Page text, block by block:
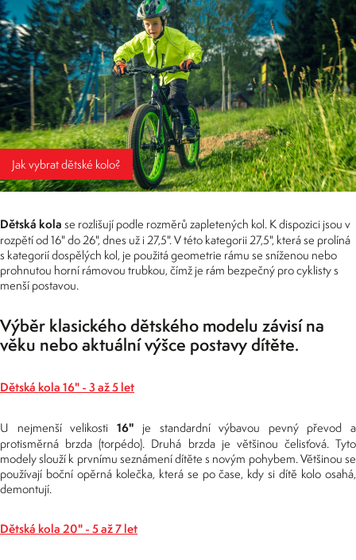
Jak vybrat dětské kolo?
Dětská kola se rozlišují podle rozměrů zapletených kol. K dispozici jsou v
rozpětí od 16" do 26", dnes už i 27,5". V této kategorii 27,5", která se prolíná
s kategorií dospělých kol, je použitá geometrie rámu se sníženou nebo
prohnutou horní rámovou trubkou, čímž je rám bezpečný pro cyklisty s
menší postavou.
Výběr klasického dětského modelu závisí na
věku nebo aktuální výšce postavy dítěte.
Dětská kola 16" - 3 až 5 let
U nejmenší velikosti 16" je standardní výbavou pevný převod a
protisměrná brzda (torpédo). Druhá brzda je většinou čelisťová. Tyto
modely slouží k prvnímu seznámení dítěte s novým pohybem. Většinou se
používají boční opěrná kolečka, která se po čase, kdy si dítě kolo osahá,
demontují.
Dětská kola 20" - 5 až 7 let